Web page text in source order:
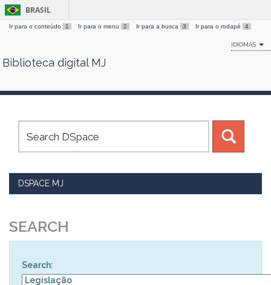
Skip
BRASIL
Ir para o conteúdo 1 Ir para o menu 2 Ir para a busca 3 Ir para o rodapé 4
IDIOMAS
Biblioteca digital MJ
DSPACE MJ
SEARCH
Search: